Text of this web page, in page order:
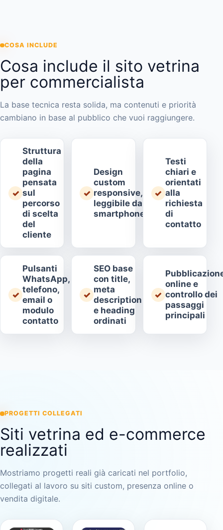
COSA INCLUDE
Cosa include il sito vetrina
per commercialista
La base tecnica resta solida, ma contenuti e priorità
cambiano in base al pubblico che vuoi raggiungere.
✓
Struttura
della
pagina
pensata
sul
percorso
di scelta
del
cliente
✓
Design
custom
responsive,
leggibile da
smartphone
✓
Testi
chiari e
orientati
alla
richiesta
di
contatto
✓
Pulsanti
WhatsApp,
telefono,
email o
modulo
contatto
✓
SEO base
con title,
meta
description
e heading
ordinati
✓
online e
controllo dei
passaggi
principali
PROGETTI COLLEGATI
Siti vetrina ed e-commerce
realizzati
Mostriamo progetti reali già caricati nel portfolio,
collegati al lavoro su siti custom, presenza online o
vendita digitale.